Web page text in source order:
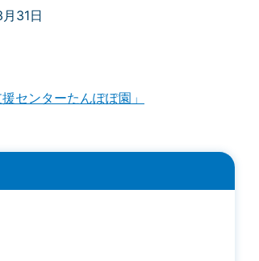
31日
センターたんぽぽ園」